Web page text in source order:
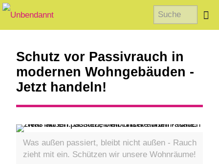
Schutz vor Passivrauch in
modernen Wohngebäuden -
Jetzt handeln!
Was außen passiert, bleibt nicht außen - Rauch
zieht mit ein. Schützen wir unsere Wohnräume!